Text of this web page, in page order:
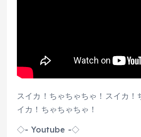
スイカ！ちゃちゃちゃ！スイカ！
イカ！ちゃちゃちゃ！
◇- Youtube -◇